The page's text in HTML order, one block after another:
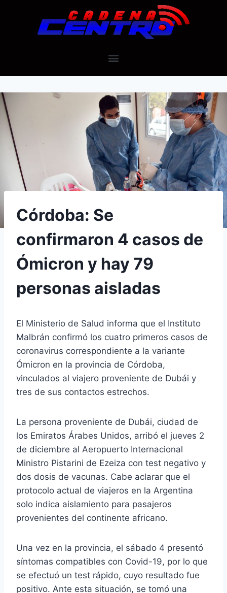
Córdoba: Se
confirmaron 4 casos de
Ómicron y hay 79
personas aisladas
El Ministerio de Salud informa que el Instituto
Malbrán confirmó los cuatro primeros casos de
coronavirus correspondiente a la variante
Ómicron en la provincia de Córdoba,
vinculados al viajero proveniente de Dubái y
tres de sus contactos estrechos.
La persona proveniente de Dubái, ciudad de
los Emiratos Árabes Unidos, arribó el jueves 2
de diciembre al Aeropuerto Internacional
Ministro Pistarini de Ezeiza con test negativo y
dos dosis de vacunas. Cabe aclarar que el
protocolo actual de viajeros en la Argentina
solo indica aislamiento para pasajeros
provenientes del continente africano.
Una vez en la provincia, el sábado 4 presentó
síntomas compatibles con Covid-19, por lo que
se efectuó un test rápido, cuyo resultado fue
positivo. Ante esta situación, se tomó una